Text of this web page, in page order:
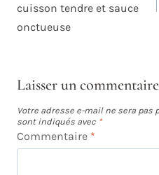
cuisson tendre et sauce
onctueuse
Laisser un commentaire
Votre adresse e-mail ne sera pas
sont indiqués avec *
Commentaire *